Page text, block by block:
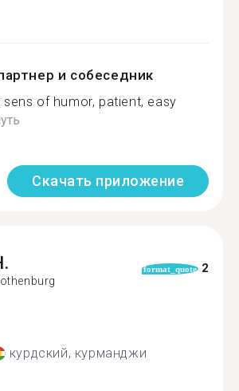
и собеседник
sens of humor, patient, easy
Скачать приложение
format_quote 2
курдский, курманджи